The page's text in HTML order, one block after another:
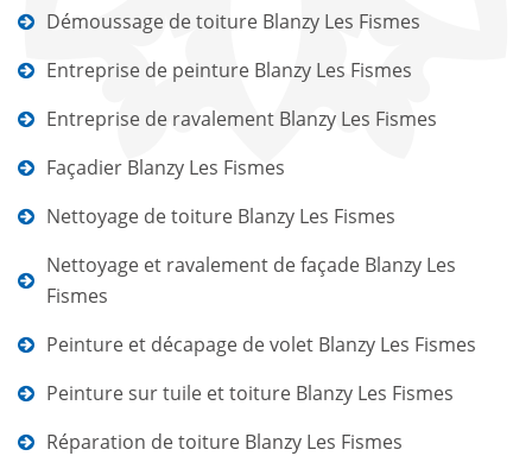
Démoussage de toiture Blanzy Les Fismes
Entreprise de peinture Blanzy Les Fismes
Entreprise de ravalement Blanzy Les Fismes
Façadier Blanzy Les Fismes
Nettoyage de toiture Blanzy Les Fismes
Nettoyage et ravalement de façade Blanzy Les
Fismes
Peinture et décapage de volet Blanzy Les Fismes
Peinture sur tuile et toiture Blanzy Les Fismes
Réparation de toiture Blanzy Les Fismes